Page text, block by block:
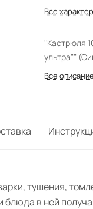
Все
"Кастрюля
ультра""
Все описание
тушения,
в ней